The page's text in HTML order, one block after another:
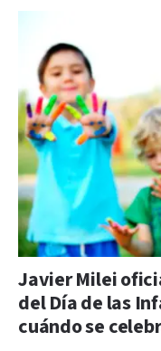
Javier Milei
del Día de las
cuándo se